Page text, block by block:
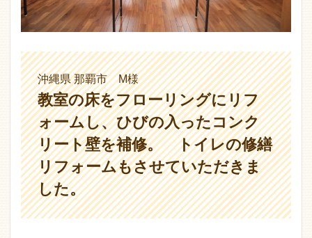
沖縄県 那覇市 M様
教室の床をフローリングにリフ
ォームし、ひびの入ったコンク
リート壁を補修。 トイレの修繕
リフォームもさせていただきま
した。